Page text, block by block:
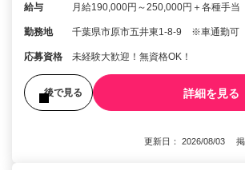
給与 月給190,000円～250,000円＋各種手当
勤務地 千葉県市原市五井東1-8-9 ※車通勤可
応募資格 未経験大歓迎！無資格OK！
後で見る 詳細を見る
更新日： 2026/08/03 掲